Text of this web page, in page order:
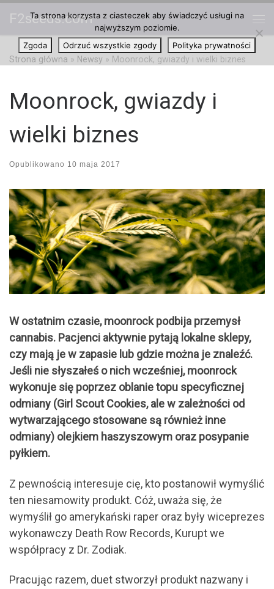
Przejdź do treści
F2seeds.com
Strona główna » Newsy » Moonrock, gwiazdy i wielki biznes
Moonrock, gwiazdy i
wielki biznes
Opublikowano 10 maja 2017
W ostatnim czasie, moonrock podbija przemysł
cannabis. Pacjenci aktywnie pytają lokalne sklepy,
czy mają je w zapasie lub gdzie można je znaleźć.
Jeśli nie słyszałeś o nich wcześniej, moonrock
wykonuje się poprzez oblanie topu specyficznej
odmiany (Girl Scout Cookies, ale w zależności od
wytwarzającego stosowane są również inne
odmiany) olejkiem haszyszowym oraz posypanie
pyłkiem.
Z pewnością interesuje cię, kto postanowił wymyślić
ten niesamowity produkt. Cóż, uważa się, że
wymyślił go amerykański raper oraz były wiceprezes
wykonawczy Death Row Records, Kurupt we
współpracy z Dr. Zodiak.
Pracując razem, duet stworzył produkt nazwany i
Ta strona korzysta z ciasteczek aby świadczyć usługi na
najwyższym poziomie.
Zgoda
Odrzuć wszystkie zgody Polityka prywatności